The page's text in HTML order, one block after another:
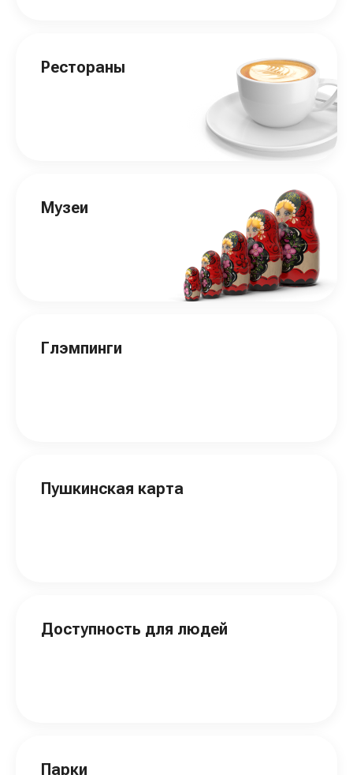
Рестораны
Музеи
Глэмпинги
Пушкинская карта
Доступность для людей
Парки